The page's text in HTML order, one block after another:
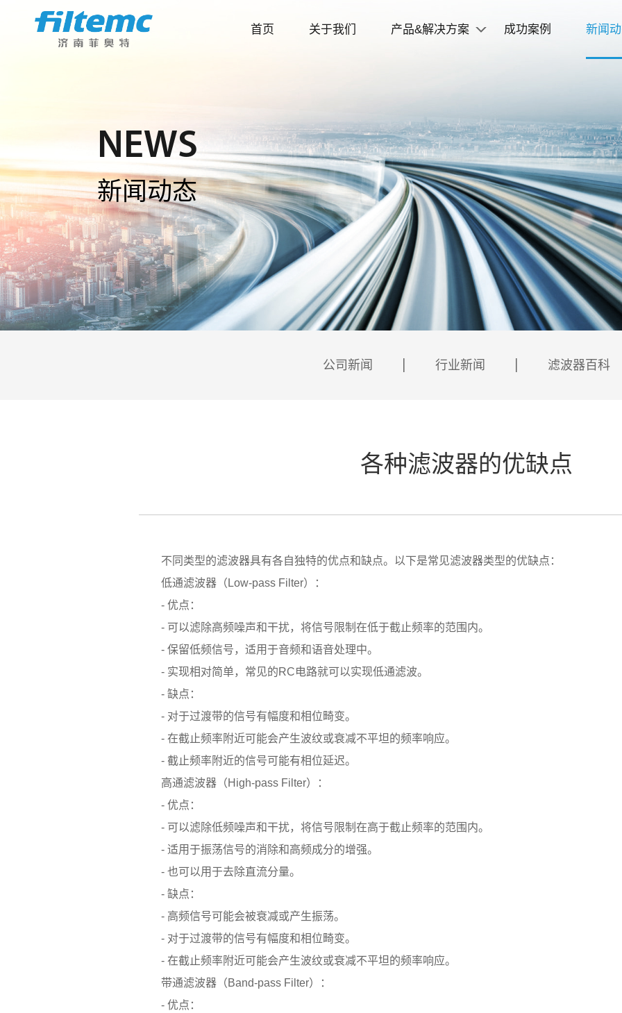
首页 关于我们 产品&解决方案 成功案例 新闻
NEWS
新闻动态
公司新闻 行业新闻 滤波器百科
各种滤波器的优缺点
不同类型的滤波器具有各自独特的优点和缺点。以下是常见滤波器类型的优缺点：
低通滤波器（Low-pass Filter）：
- 优点：
- 可以滤除高频噪声和干扰，将信号限制在低于截止频率的范围内。
- 保留低频信号，适用于音频和语音处理中。
- 实现相对简单，常见的RC电路就可以实现低通滤波。
- 缺点：
- 对于过渡带的信号有幅度和相位畸变。
- 在截止频率附近可能会产生波纹或衰减不平坦的频率响应。
- 截止频率附近的信号可能有相位延迟。
高通滤波器（High-pass Filter）：
- 优点：
- 可以滤除低频噪声和干扰，将信号限制在高于截止频率的范围内。
- 适用于振荡信号的消除和高频成分的增强。
- 也可以用于去除直流分量。
- 缺点：
- 高频信号可能会被衰减或产生振荡。
- 对于过渡带的信号有幅度和相位畸变。
- 在截止频率附近可能会产生波纹或衰减不平坦的频率响应。
带通滤波器（Band-pass Filter）：
- 优点：